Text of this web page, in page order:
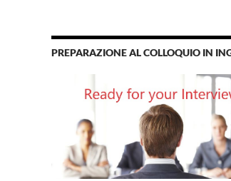
PREPARAZIONE AL COLLOQUIO IN